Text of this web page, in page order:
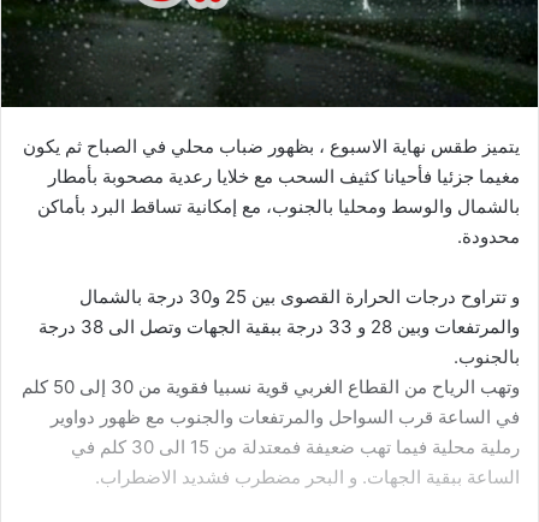
يتميز طقس نهاية الاسبوع ، بظهور ضباب محلي في الصباح ثم يكون
مغيما جزئيا فأحيانا كثيف السحب مع خلايا رعدية مصحوبة بأمطار
بالشمال والوسط ومحليا بالجنوب، مع إمكانية تساقط البرد بأماكن
محدودة.
و تتراوح درجات الحرارة القصوى بين 25 و30 درجة بالشمال
والمرتفعات وبين 28 و 33 درجة ببقية الجهات وتصل الى 38 درجة
بالجنوب.
وتهب الرياح من القطاع الغربي قوية نسبيا فقوية من 30 إلى 50 كلم
في الساعة قرب السواحل والمرتفعات والجنوب مع ظهور دواوير
رملية محلية فيما تهب ضعيفة فمعتدلة من 15 الى 30 كلم في
الساعة ببقية الجهات. و البحر مضطرب فشديد الاضطراب.